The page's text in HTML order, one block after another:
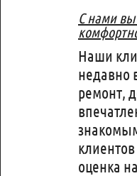
С нами вы
Наши
недавно
ремонт,
оценка